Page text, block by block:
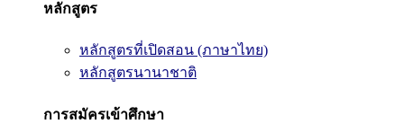
หลักสูตร
หลักสูตรที่เปิดสอน (ภาษาไทย)
หลักสูตรนานาชาติ
การสมัครเข้าศึกษา